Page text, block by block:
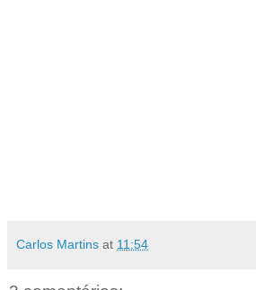
Carlos Martins at 11:54